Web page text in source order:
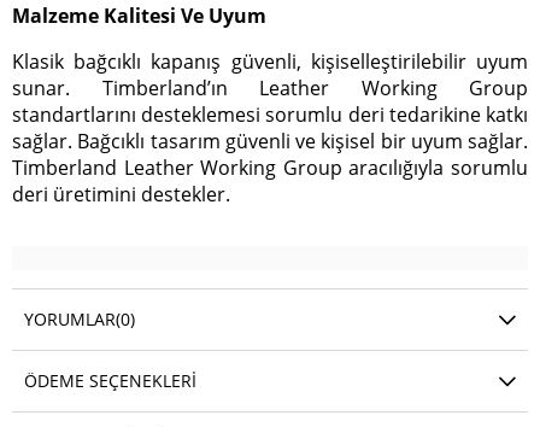
Malzeme Kalitesi Ve Uyum
Klasik bağcıklı kapanış güvenli, kişiselleştirilebilir uyum
sunar. Timberland’ın Leather Working Group
standartlarını desteklemesi sorumlu deri tedarikine katkı
sağlar. Bağcıklı tasarım güvenli ve kişisel bir uyum sağlar.
Timberland Leather Working Group aracılığıyla sorumlu
deri üretimini destekler.
YORUMLAR(0)
ÖDEME SEÇENEKLERI